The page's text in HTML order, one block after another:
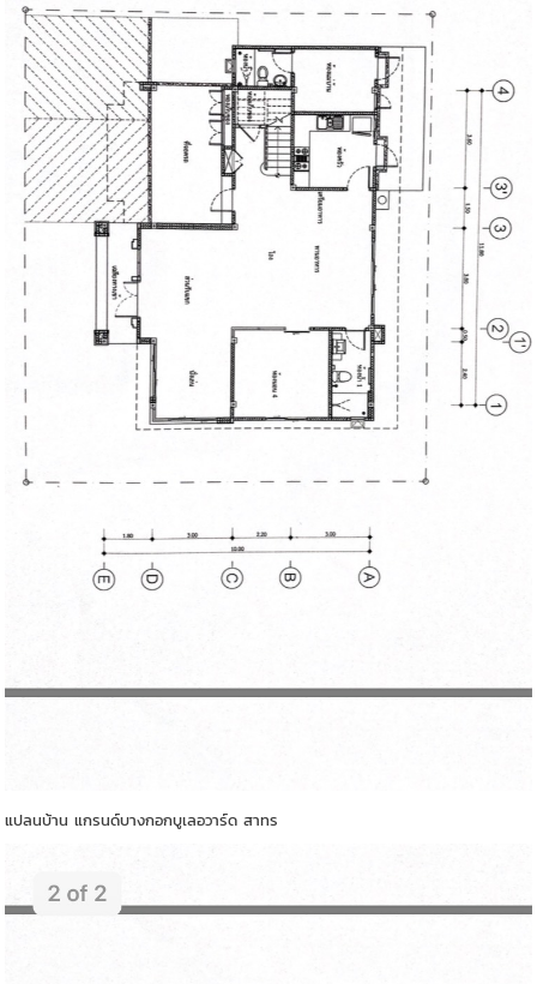
แปลนบ้าน แกรนด์บางกอกบูเลอวาร์ด สาทร